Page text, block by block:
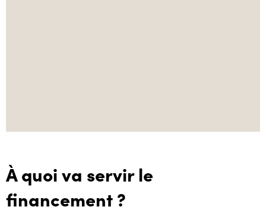
À quoi va servir le
financement ?